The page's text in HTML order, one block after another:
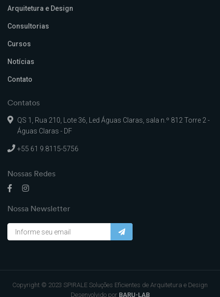
Arquitetura e Design
Consultorias
Cursos
Notícias
Contato
Contatos
QS 1, Rua 210, Lote 36, Led Águas Claras, sala n.º 812 Torre 2 -
Águas Claras - DF
+55 61 9.8115-5756
Nossas Redes
Nossa Newsletter
Copyright © 2023 SPIRALE Soluções Eficientes de Arquitetura e Design
Desenvolvido por BARU-LAB